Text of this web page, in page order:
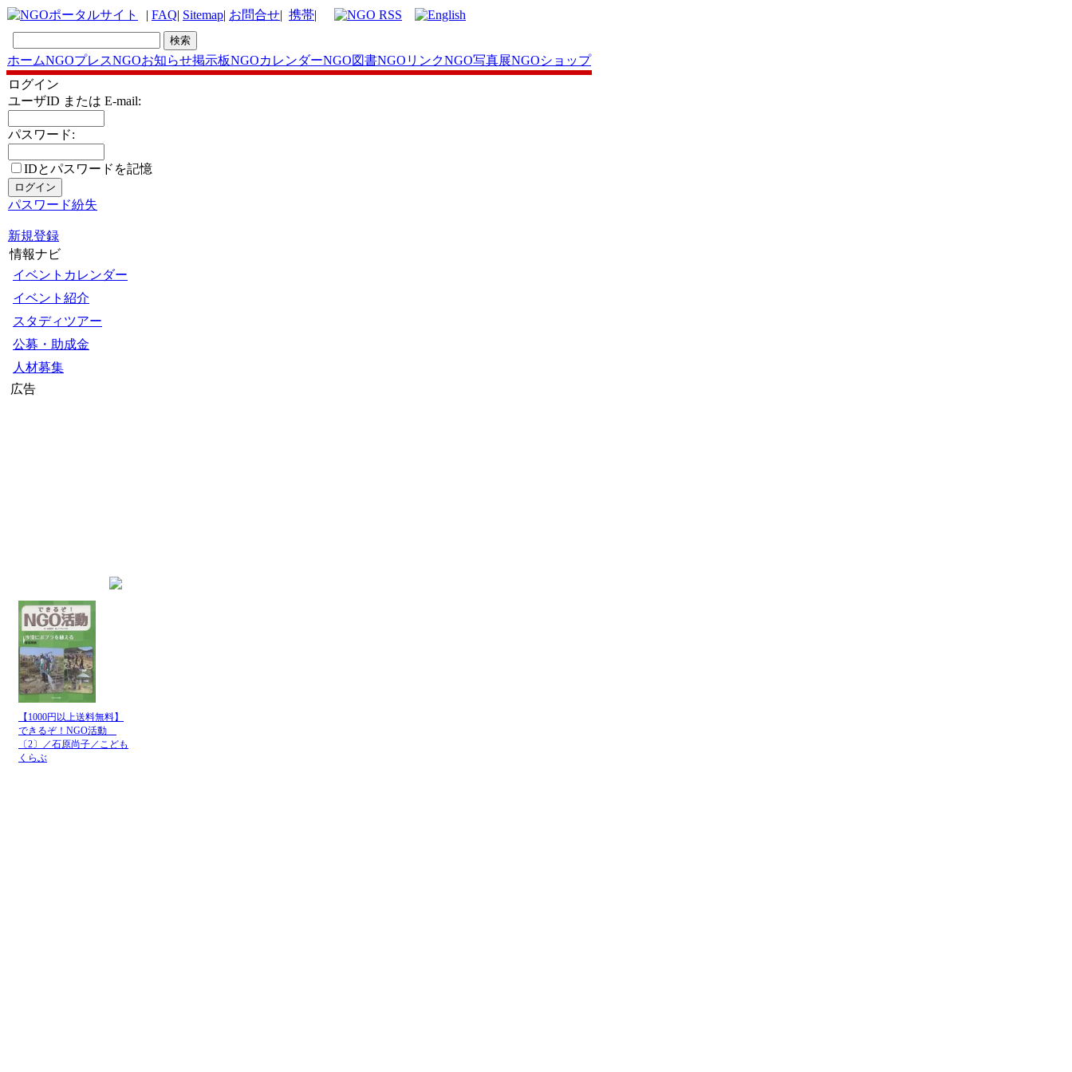
| FAQ| Sitemap| お問合せ| 携帯|
ホームNGOプレスNGOお知らせ掲示板NGOカレンダーNGO図書NGOリンクNGO写真展NGOショップ
ログイン
ユーザID または E-mail:
パスワード:
IDとパスワードを記憶
パスワード紛失
新規登録
情報ナビ
イベントカレンダー
イベント紹介
スタディツアー
公募・助成金
人材募集
広告
【1000円以上送料無料】
できるぞ！NGO活動
〔2〕／石原尚子／こども
くらぶ